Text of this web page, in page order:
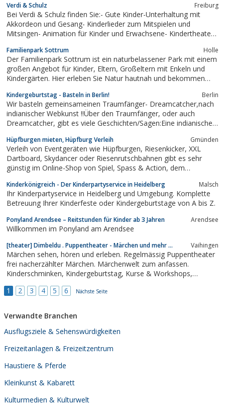
besonderes Highlight für alle Kids immer wieder ein beliebte
Attraktion. Toller bunter...
Verdi & Schulz Freiburg
Bei Verdi & Schulz finden Sie:- Gute Kinder-Unterhaltung mit
Akkordeon und Gesang- Kinderlieder zum Mitspielen und
Mitsingen- Animation für Kinder und Erwachsene- Kindertheater
Mitmachtheater- Musiktheater- Bewegungstheater- etwas
Zauberei- spontane...
Familienpark Sottrum Holle
Der Familienpark Sottrum ist ein naturbelassener Park mit einem
großen Angebot für Kinder, Eltern, Großeltern mit Enkeln und
Kindergärten. Hier erleben Sie Natur hautnah und bekommen
Kindergeburtstag - Basteln in Berlin! Berlin
Wir basteln gemeinsameinen Traumfänger- Dreamcatcher,nach
indianischer Webkunst !!Über den Traumfänger, oder auch
Dreamcatcher, gibt es viele Geschichten/Sagen:Eine indianische
Hüpfburgen mieten, Hüpfburg Verleih Gmünden
Verleih von Eventgeräten wie Hüpfburgen, Riesenkicker, XXL
Dartboard, Skydancer oder Riesenrutschbahnen gibt es sehr
günstig im Online-Shop von Spiel, Spass & Action, dem
Feierlichkeiten aller Art
Kinderkönigreich - Der Kinderpartyservice in Heidelberg Malsch
Ihr Kinderpartyservice in Heidelberg und Umgebung. Komplette
Betreuung Ihrer Kinderfeste oder Kindergeburtstage von A bis Z.
Ponyland Arendsee – Reitstunden für Kinder ab 3 Jahren Arendsee
Willkommen im Ponyland am Arendsee
[theater] Dimbeldu . Puppentheater - Märchen und mehr ... Vaihingen
Märchen sehen, hören und erleben. Regelmässig Puppentheater
frei nacherzählter Märchen. Märchenwelt zum anfassen.
Kinderschminken, Kindergeburtstag, Kurse & Workshops,
1 2 3 4 5 6 Nächste Seite
Verwandte Branchen
Ausflugsziele & Sehenswürdigkeiten
Freizeitanlagen & Freizeitzentrum
Haustiere & Pferde
Kleinkunst & Kabarett
Kulturmedien & Kulturwelt